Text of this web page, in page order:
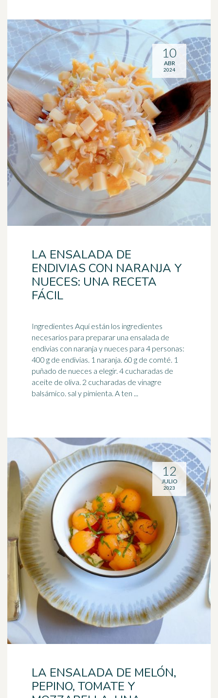
LA ENSALADA DE
ENDIVIAS CON NARANJA Y
NUECES: UNA RECETA
FÁCIL
Ingredientes Aquí están los ingredientes
necesarios para preparar una ensalada de
endivias con naranja y nueces para 4 personas:
400 g de endivias. 1 naranja. 60 g de comté. 1
puñado de nueces a elegir. 4 cucharadas de
aceite de oliva. 2 cucharadas de vinagre
balsámico. sal y pimienta. A ten ...
10
ABR
2024
LA ENSALADA DE MELÓN,
PEPINO, TOMATE Y
12
JULIO
2023